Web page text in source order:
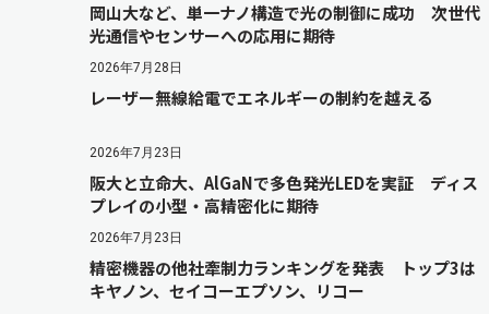
岡山大など、単一ナノ構造で光の制御に成功 次世代
光通信やセンサーへの応用に期待
2026年7月28日
レーザー無線給電でエネルギーの制約を越える
2026年7月23日
阪大と立命大、AlGaNで多色発光LEDを実証 ディス
プレイの小型・高精密化に期待
2026年7月23日
精密機器の他社牽制力ランキングを発表 トップ3は
キヤノン、セイコーエプソン、リコー